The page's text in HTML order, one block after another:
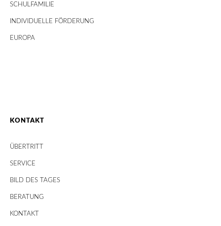
SCHULFAMILIE
INDIVIDUELLE FÖRDERUNG
EUROPA
KONTAKT
ÜBERTRITT
SERVICE
BILD DES TAGES
BERATUNG
KONTAKT